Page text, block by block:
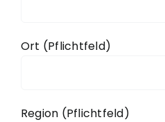
Ort (Pflichtfeld)
Region (Pflichtfeld)